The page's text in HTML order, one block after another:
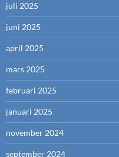
juli 2025
juni 2025
april 2025
mars 2025
februari 2025
januari 2025
november 2024
september 2024